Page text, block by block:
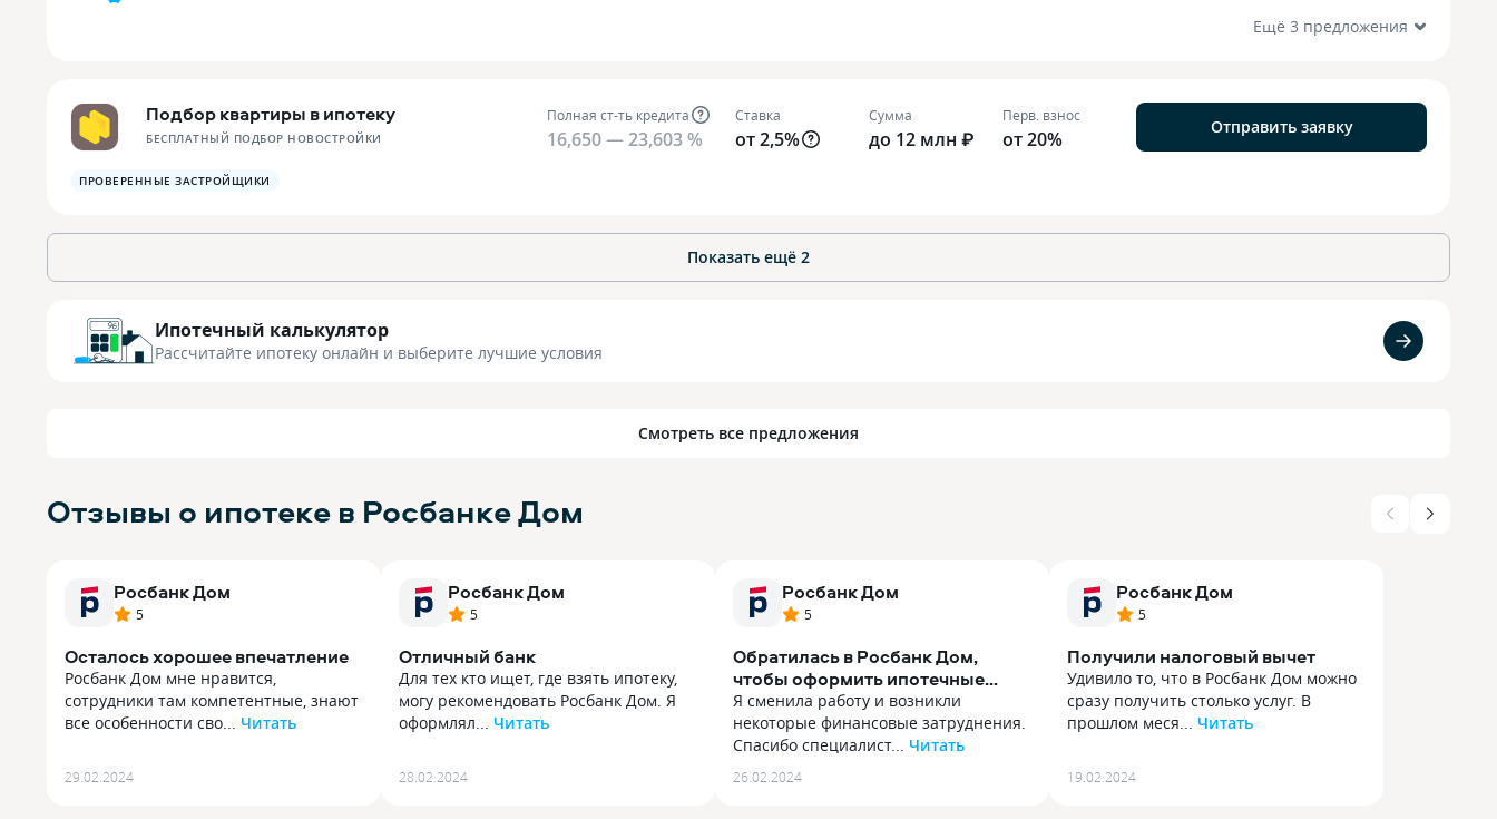
Ещё 3 предложения
Подбор квартиры в ипотеку
БЕСПЛАТНЫЙ ПОДБОР НОВОСТРОЙКИ
Полная ст-ть кредита
16,650 — 23,603 %
Ставка
от 2,5%
Сумма
до 12 млн ₽
Перв. взнос
от 20%
Отправить заявку
ПРОВЕРЕННЫЕ ЗАСТРОЙЩИКИ
Показать ещё 2
Ипотечный калькулятор
Рассчитайте ипотеку онлайн и выберите лучшие условия
Смотреть все предложения
Отзывы о ипотеке в Росбанке Дом
Росбанк Дом
5
Осталось хорошее впечатление
Росбанк Дом мне нравится,
сотрудники там компетентные, знают
все особенности сво... Читать
сотрудники там компетентные, знают
все особенности своей работы, с
29.02.2024
Росбанк Дом
5
Отличный банк
Для тех кто ищет, где взять ипотеку,
могу рекомендовать Росбанк Дом. Я
оформлял... Читать
могу рекомендовать Росбанк Дом. Я
оформлял у них ипотеку год назад и
28.02.2024
Росбанк Дом
5
Обратилась в Росбанк Дом,
чтобы оформить ипотечные
каникулы.
Я сменила работу и возникли
некоторые финансовые затруднения.
Спасибо специалист... Читать
Я сменила работу и возникли
некоторые финансовые затруднения.
26.02.2024
Росбанк Дом
5
Получили налоговый вычет
Удивило то, что в Росбанк Дом можно
сразу получить столько услуг. В
прошлом меся... Читать
сразу получить столько услуг. В
прошлом месяце мы с мужем
19.02.2024